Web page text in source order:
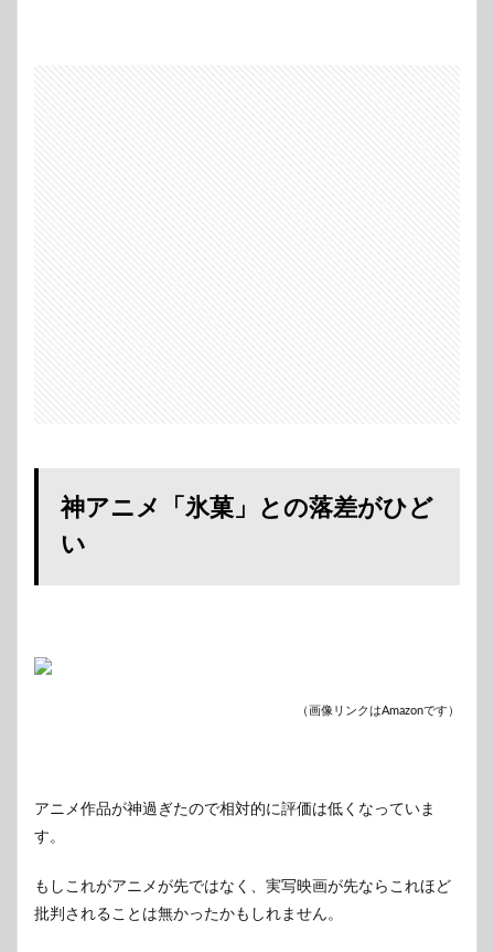
神アニメ「氷菓」との落差がひど
い
（画像リンクはAmazonです）
アニメ作品が神過ぎたので相対的に評価は低くなっていま
す。
もしこれがアニメが先ではなく、実写映画が先ならこれほど
批判されることは無かったかもしれません。